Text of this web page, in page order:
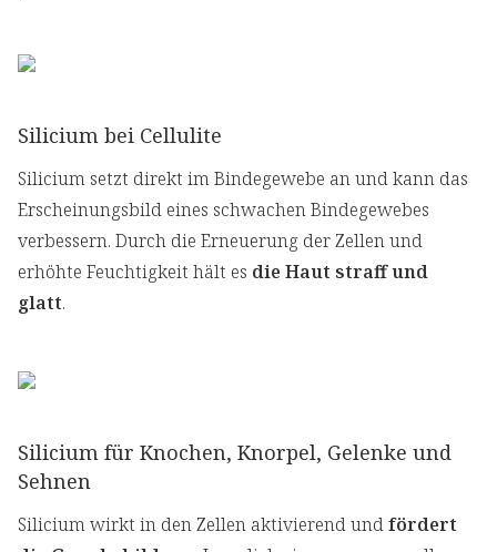
Silicium bei Cellulite
Silicium setzt direkt im Bindegewebe an und kann das
Erscheinungsbild eines schwachen Bindegewebes
verbessern. Durch die Erneuerung der Zellen und
erhöhte Feuchtigkeit hält es die Haut straff und
glatt.
Silicium für Knochen, Knorpel, Gelenke und
Sehnen
Silicium wirkt in den Zellen aktivierend undfördert